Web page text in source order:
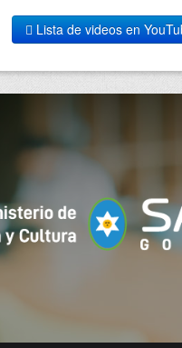
Lista de videos en